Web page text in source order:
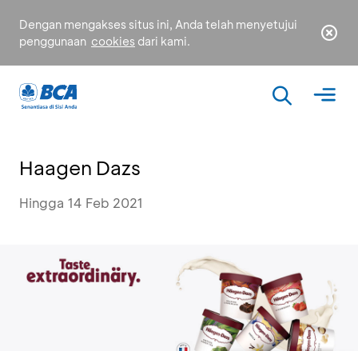
Dengan mengakses situs ini, Anda telah menyetujui
penggunaan cookies dari kami.
Haagen Dazs
Hingga 14 Feb 2021